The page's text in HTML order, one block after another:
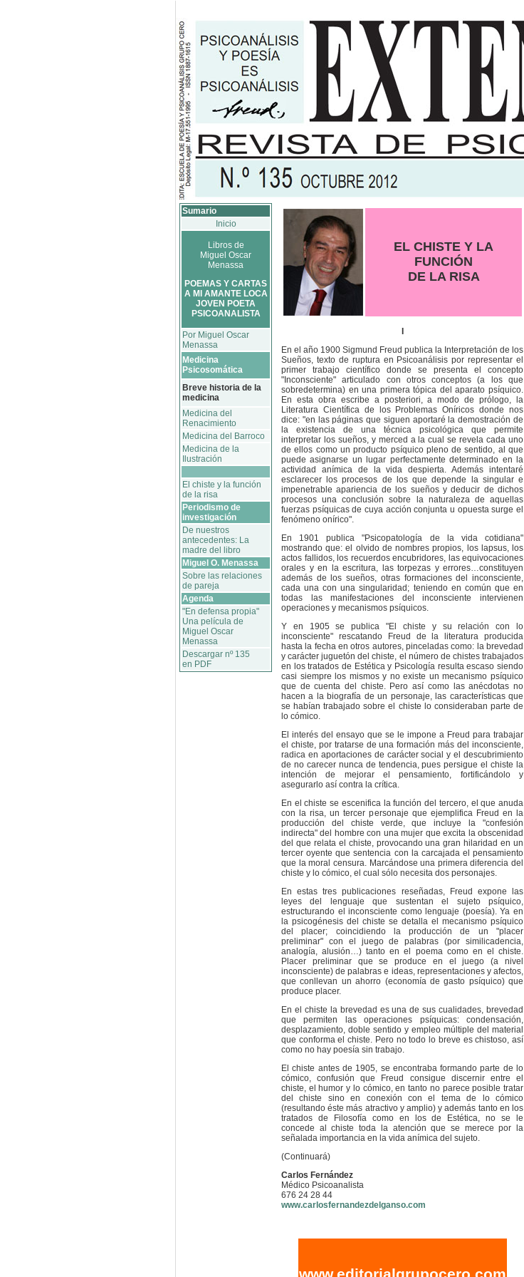
Sumario
Inicio
Libros de
Miguel Oscar
Menassa
POEMAS Y CARTAS
A MI AMANTE LOCA
JOVEN POETA
PSICOANALISTA
Por Miguel Oscar
Menassa
Medicina
Psicosomática
Breve historia de la
medicina
Medicina del
Renacimiento
Medicina del Barroco
Medicina de la
Ilustración
El chiste y la función
de la risa
Periodismo de
investigación
De nuestros
antecedentes: La
madre del libro
Miguel O. Menassa
Sobre las relaciones
de pareja
Agenda
"En defensa propia"
Una película de
Miguel Oscar
Menassa
Descargar nº 135
en PDF
EL CHISTE Y LA
FUNCIÓN
DE LA RISA
En el año 1900 Sigmund Freud publica la Interpretación de los
Sueños, texto de ruptura en Psicoanálisis por representar el
primer trabajo científico donde se presenta el concepto
"Inconsciente" articulado con otros conceptos (a los que
sobredetermina) en una primera tópica del aparato psíquico.
En esta obra escribe a posteriori, a modo de prólogo, la
Literatura Científica de los Problemas Oníricos donde nos
dice: "en las páginas que siguen aportaré la demostración de
la existencia de una técnica psicológica que permite
interpretar los sueños, y merced a la cual se revela cada uno
de ellos como un producto psíquico pleno de sentido, al que
puede asignarse un lugar perfectamente determinado en la
actividad anímica de la vida despierta. Además intentaré
esclarecer los procesos de los que depende la singular e
impenetrable apariencia de los sueños y deducir de dichos
procesos una conclusión sobre la naturaleza de aquellas
fuerzas psíquicas de cuya acción conjunta u opuesta surge el
fenómeno onírico".
En 1901 publica "Psicopatología de la vida cotidiana"
mostrando que: el olvido de nombres propios, los lapsus, los
actos fallidos, los recuerdos encubridores, las equivocaciones
orales y en la escritura, las torpezas y errores…constituyen
además de los sueños, otras formaciones del inconsciente,
cada una con una singularidad; teniendo en común que en
todas las manifestaciones del inconsciente intervienen
operaciones y mecanismos psíquicos.
Y en 1905 se publica "El chiste y su relación con lo
inconsciente" rescatando Freud de la literatura producida
hasta la fecha en otros autores, pinceladas como: la brevedad
y carácter juguetón del chiste, el número de chistes trabajados
en los tratados de Estética y Psicología resulta escaso siendo
casi siempre los mismos y no existe un mecanismo psíquico
que de cuenta del chiste. Pero así como las anécdotas no
hacen a la biografía de un personaje, las características que
se habían trabajado sobre el chiste lo consideraban parte de
lo cómico.
El interés del ensayo que se le impone a Freud para trabajar
el chiste, por tratarse de una formación más del inconsciente,
radica en aportaciones de carácter social y el descubrimiento
de no carecer nunca de tendencia, pues persigue el chiste la
intención de mejorar el pensamiento, fortificándolo y
asegurarlo así contra la crítica.
En el chiste se escenifica la función del tercero, el que anuda
con la risa, un tercer personaje que ejemplifica Freud en la
producción del chiste verde, que incluye la "confesión
indirecta" del hombre con una mujer que excita la obscenidad
del que relata el chiste, provocando una gran hilaridad en un
tercer oyente que sentencia con la carcajada el pensamiento
que la moral censura. Marcándose una primera diferencia del
chiste y lo cómico, el cual sólo necesita dos personajes.
En estas tres publicaciones reseñadas, Freud expone las
leyes del lenguaje que sustentan el sujeto psíquico,
estructurando el inconsciente como lenguaje (poesía). Ya en
la psicogénesis del chiste se detalla el mecanismo psíquico
del placer; coincidiendo la producción de un "placer
preliminar" con el juego de palabras (por similicadencia,
analogía, alusión…) tanto en el poema como en el chiste.
Placer preliminar que se produce en el juego (a nivel
inconsciente) de palabras e ideas, representaciones y afectos,
que conllevan un ahorro (economía de gasto psíquico) que
produce placer.
En el chiste la brevedad es una de sus cualidades, brevedad
que permiten las operaciones psíquicas: condensación,
desplazamiento, doble sentido y empleo múltiple del material
que conforma el chiste. Pero no todo lo breve es chistoso, así
como no hay poesía sin trabajo.
El chiste antes de 1905, se encontraba formando parte de lo
cómico, confusión que Freud consigue discernir entre el
chiste, el humor y lo cómico, en tanto no parece posible tratar
del chiste sino en conexión con el tema de lo cómico
(resultando éste más atractivo y amplio) y además tanto en los
tratados de Filosofía como en los de Estética, no se le
concede al chiste toda la atención que se merece por la
señalada importancia en la vida anímica del sujeto.
(Continuará)
Carlos Fernández
Médico Psicoanalista
676 24 28 44
www.carlosfernandezdelganso.com